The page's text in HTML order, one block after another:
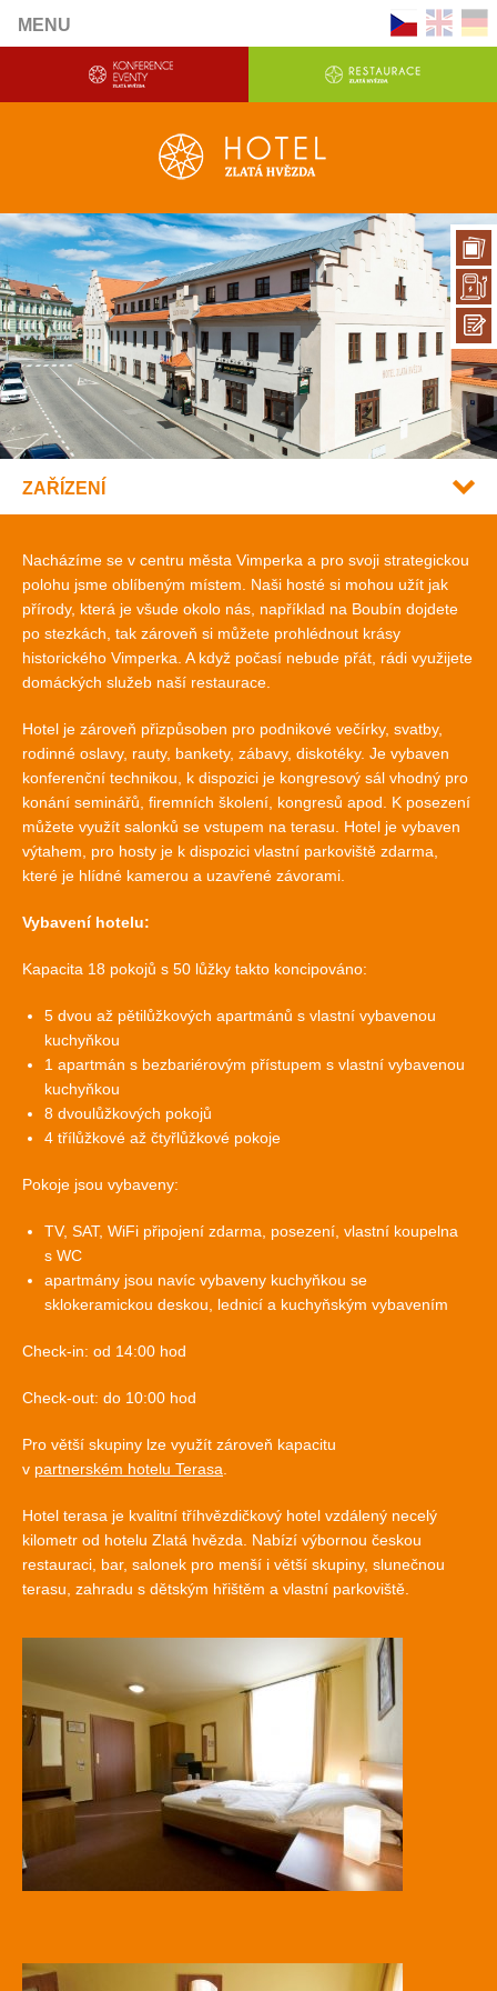
MENU
ZAŘÍZENÍ
Nacházíme se v centru města Vimperka a pro svoji strategickou
polohu jsme oblíbeným místem. Naši hosté si mohou užít jak
přírody, která je všude okolo nás, například na Boubín dojdete
po stezkách, tak zároveň si můžete prohlédnout krásy
historického Vimperka. A když počasí nebude přát, rádi využijete
domáckých služeb naší restaurace.
Hotel je zároveň přizpůsoben pro podnikové večírky, svatby,
rodinné oslavy, rauty, bankety, zábavy, diskotéky. Je vybaven
konferenční technikou, k dispozici je kongresový sál vhodný pro
konání seminářů, firemních školení, kongresů apod. K posezení
můžete využít salonků se vstupem na terasu. Hotel je vybaven
výtahem, pro hosty je k dispozici vlastní parkoviště zdarma,
které je hlídné kamerou a uzavřené závorami.
Vybavení hotelu:
Kapacita 18 pokojů s 50 lůžky takto koncipováno:
5 dvou až pětilůžkových apartmánů s vlastní vybavenou
kuchyňkou
1 apartmán s bezbariérovým přístupem s vlastní vybavenou
kuchyňkou
8 dvoulůžkových pokojů
4 třílůžkové až čtyřlůžkové pokoje
Pokoje jsou vybaveny:
TV, SAT, WiFi připojení zdarma, posezení, vlastní koupelna
s WC
apartmány jsou navíc vybaveny kuchyňkou se
sklokeramickou deskou, lednicí a kuchyňským vybavením
Check-in: od 14:00 hod
Check-out: do 10:00 hod
Pro větší skupiny lze využít zároveň kapacitu
v partnerském hotelu Terasa
Hotel terasa je kvalitní tříhvězdičkový hotel vzdálený necelý
kilometr od hotelu Zlatá hvězda. Nabízí výbornou českou
restauraci, bar, salonek pro menší i větší skupiny, slunečnou
terasu, zahradu s dětským hřištěm a vlastní parkoviště.